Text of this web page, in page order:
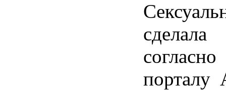
порталу